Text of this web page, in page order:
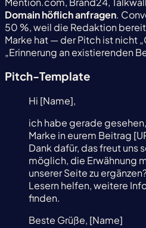
Domain höflich anfragen.
50 %, weil die Redaktion
Marke hat — der Pitch ist nicht
„Erinnerung an existierenden
Pitch-Template
Hi [Name],
ich habe gerade
Marke in eurem Beitrag
Dank dafür, das freut uns
möglich, die Erwähnung
unserer Seite zu
Lesern helfen, weitere
finden.
Beste Grüße, [Name]